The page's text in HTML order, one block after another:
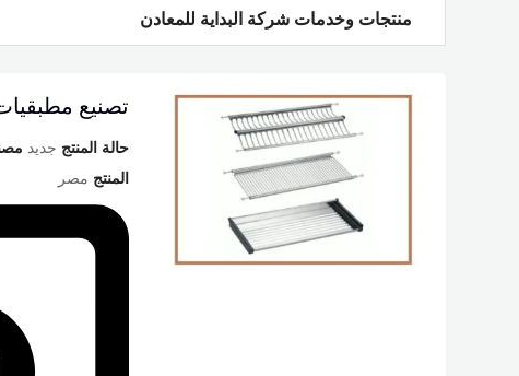
منتجات وخدمات شركة البداية للمعادن
تصنيع
حالة المنتج جديد
المنتج مصر